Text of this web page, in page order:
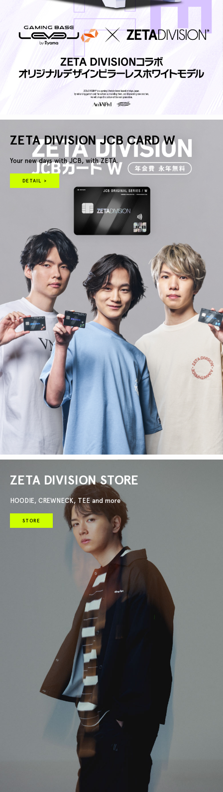
ZETA DIVISION JCB CARD W
Your new days with JCB, with ZETA.
DETAIL >
ZETA DIVISION STORE
HOODIE, CREWNECK, TEE and more
STORE